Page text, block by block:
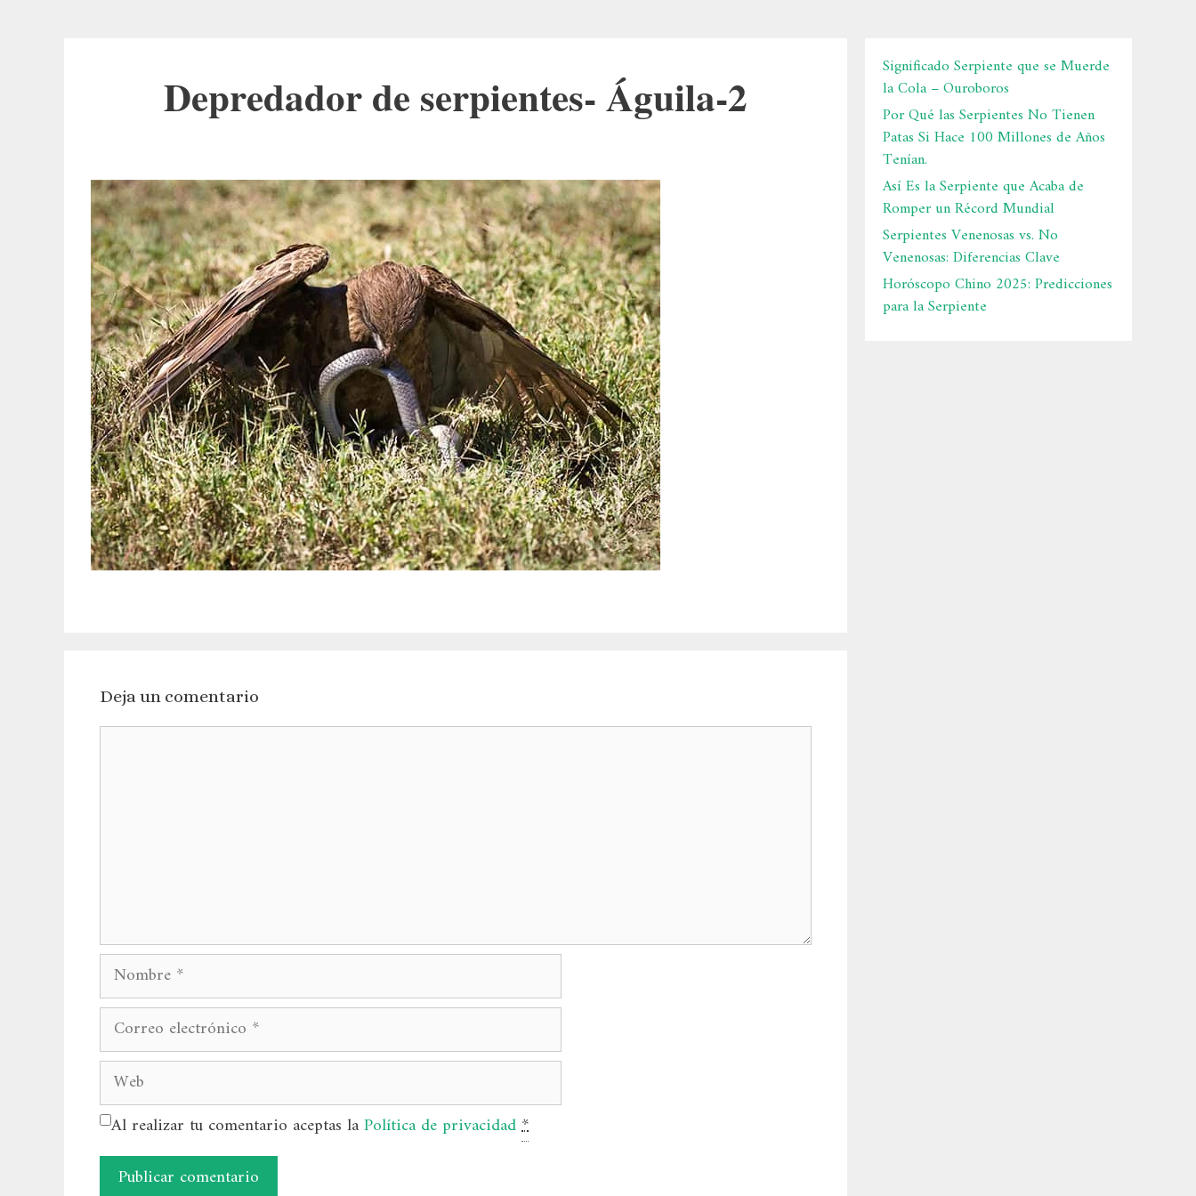
Depredador de serpientes- Águila-2
Deja un comentario
Comentario
Nombre
Correo
electrónico
Web
Al realizar tu comentario aceptas laPolítica de privacidad*
Significado Serpiente que se Muerde
la Cola – Ouroboros
Por Qué las Serpientes No Tienen
Patas Si Hace 100 Millones de Años
Tenían.
Así Es la Serpiente que Acaba de
Romper un Récord Mundial
Serpientes Venenosas vs. No
Venenosas: Diferencias Clave
Horóscopo Chino 2025: Predicciones
para la Serpiente